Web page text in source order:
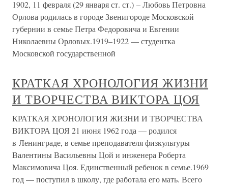
1902, 11 февраля (29 января ст. ст.) – Любовь Петровна
Орлова родилась в городе Звенигороде Московской
губернии в семье Петра Федоровича и Евгении
Николаевны Орловых.1919–1922 — студентка
Московской государственной
КРАТКАЯ ХРОНОЛОГИЯ ЖИЗНИ
И ТВОРЧЕСТВА ВИКТОРА ЦОЯ
КРАТКАЯ ХРОНОЛОГИЯ ЖИЗНИ И ТВОРЧЕСТВА
ВИКТОРА ЦОЯ 21 июня 1962 года — родился
в Ленинграде, в семье преподавателя физкультуры
Валентины Васильевны Цой и инженера Роберта
Максимовича Цоя. Единственный ребенок в семье.1969
год — поступил в школу, где работала его мать. Всего